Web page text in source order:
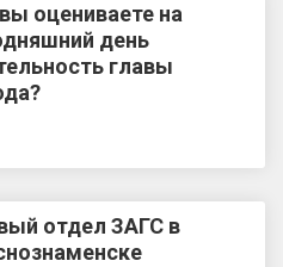
оцениваете на
день
главы
отдел ЗАГС в